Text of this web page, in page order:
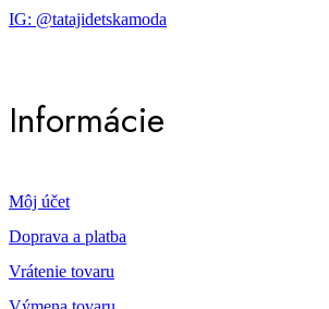
IG: @tatajidetskamoda
Informácie
Môj účet
Doprava a platba
Vrátenie tovaru